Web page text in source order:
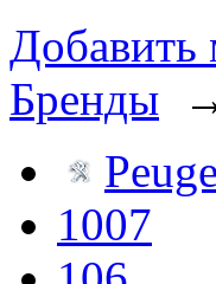
Бренды
1007